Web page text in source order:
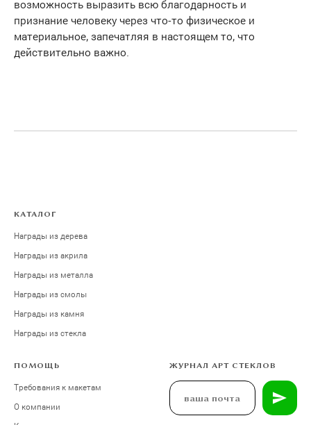
возможность выразить всю благодарность и
признание человеку через что-то физическое и
материальное, запечатляя в настоящем то, что
действительно важно.
КАТАЛОГ
Награды из дерева
Награды из акрила
Награды из металла
Награды из смолы
Награды из камня
Награды из стекла
ПОМОЩЬ
Требования к макетам
О компании
ЖУРНАЛ АРТ СТЕКЛОВ